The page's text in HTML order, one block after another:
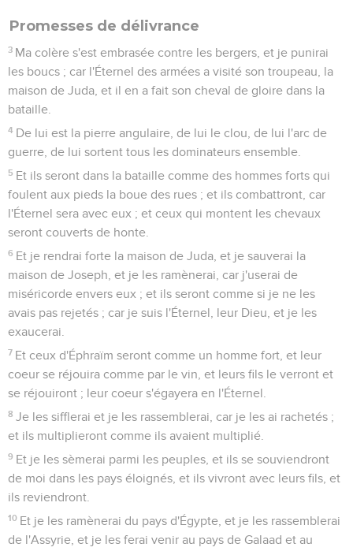
Promesses de délivrance
3 Ma colère s'est embrasée contre les bergers, et je punirai
les boucs ; car l'Éternel des armées a visité son troupeau, la
maison de Juda, et il en a fait son cheval de gloire dans la
bataille.
4 De lui est la pierre angulaire, de lui le clou, de lui l'arc de
guerre, de lui sortent tous les dominateurs ensemble.
5 Et ils seront dans la bataille comme des hommes forts qui
foulent aux pieds la boue des rues ; et ils combattront, car
l'Éternel sera avec eux ; et ceux qui montent les chevaux
seront couverts de honte.
6 Et je rendrai forte la maison de Juda, et je sauverai la
maison de Joseph, et je les ramènerai, car j'userai de
miséricorde envers eux ; et ils seront comme si je ne les
avais pas rejetés ; car je suis l'Éternel, leur Dieu, et je les
exaucerai.
7 Et ceux d'Éphraïm seront comme un homme fort, et leur
coeur se réjouira comme par le vin, et leurs fils le verront et
se réjouiront ; leur coeur s'égayera en l'Éternel.
8 Je les sifflerai et je les rassemblerai, car je les ai rachetés ;
et ils multiplieront comme ils avaient multiplié.
9 Et je les sèmerai parmi les peuples, et ils se souviendront
de moi dans les pays éloignés, et ils vivront avec leurs fils, et
ils reviendront.
10 Et je les ramènerai du pays d'Égypte, et je les rassemblerai
de l'Assyrie, et je les ferai venir au pays de Galaad et au